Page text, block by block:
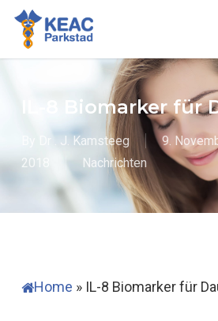
Skip
main
IL-8 Biomarker für
Dr . J. Kamsteeg
9.
2018
Nachrichten
Home » IL-8 Biomarker für